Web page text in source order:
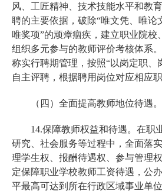
风、工匠精神、技术技能水平和教
聘的主要依据，破除“唯文凭、唯论
唯奖项”的顽瘴痼疾，建立职业院校
组织多元参与的教师评价考核体系
称实行聘期管理，按照“以岗定职、
自主评聘，根据聘用岗位对应相应职
（四）全面提高教师地位待遇。
14.保障教师权益和待遇。在职
研究、社会服务等过程中，全面落
理学生权、报酬待遇权、参与管理
定保障职业学校教师工资待遇，公
平最高可达到所在行政区域事业单